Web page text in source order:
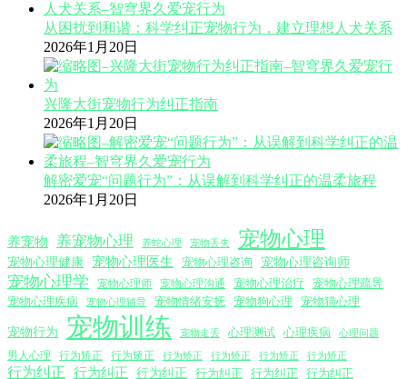
从困扰到和谐：科学纠正宠物行为，建立理想人犬关系
2026年1月20日
兴隆大街宠物行为纠正指南
2026年1月20日
解密爱宠“问题行为”：从误解到科学纠正的温柔旅程
2026年1月20日
养宠物 养宠物心理 养蛇心理 宠物丢失 宠物心理
宠物心理健康 宠物心理医生 宠物心理咨询 宠物心理咨询师
宠物心理学 宠物心理师 宠物心理沟通 宠物心理治疗
宠物心理疏导
宠物心理疾病
宠物心理辅导 宠物情绪安抚 宠物狗心理 宠物猫心理
宠物行为 宠物训练 宠物走丢 心理测试 心理疾病 心理问题
男人心理 行为矫正 行为矫正 行为矫正 行为矫正 行为矫正 行为矫正
行为纠正 行为纠正 行为纠正 行为纠正 行为纠正 行为纠正